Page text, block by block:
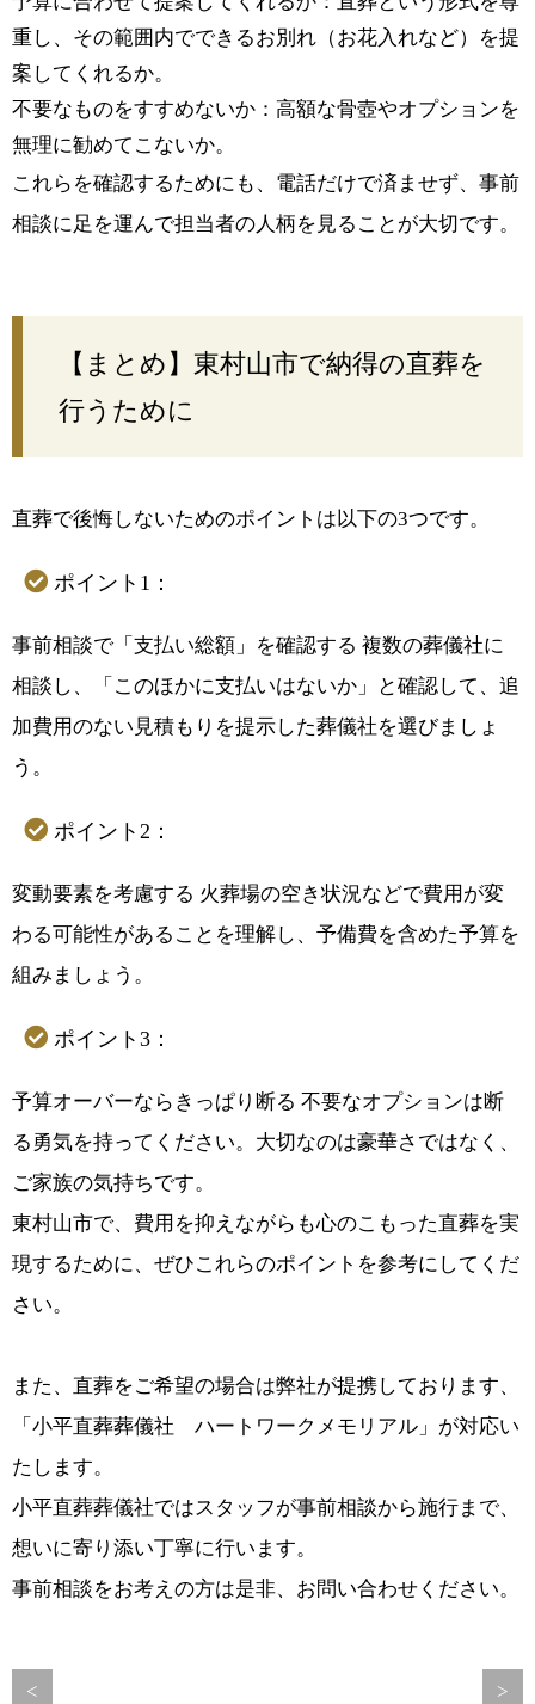
重し、その範囲内でできるお別れ（お花入れなど）を提
案してくれるか。
不要なものをすすめないか：高額な骨壺やオプションを
無理に勧めてこないか。
これらを確認するためにも、電話だけで済ませず、事前
相談に足を運んで担当者の人柄を見ることが大切です。
【まとめ】東村山市で納得の直葬を
行うために
直葬で後悔しないためのポイントは以下の3つです。
ポイント1：
事前相談で「支払い総額」を確認する 複数の葬儀社に
相談し、「このほかに支払いはないか」と確認して、追
加費用のない見積もりを提示した葬儀社を選びましょ
う。
ポイント2：
変動要素を考慮する 火葬場の空き状況などで費用が変
わる可能性があることを理解し、予備費を含めた予算を
組みましょう。
ポイント3：
予算オーバーならきっぱり断る 不要なオプションは断
る勇気を持ってください。大切なのは豪華さではなく、
ご家族の気持ちです。
東村山市で、費用を抑えながらも心のこもった直葬を実
現するために、ぜひこれらのポイントを参考にしてくだ
さい。
また、直葬をご希望の場合は弊社が提携しております、
「小平直葬葬儀社 ハートワークメモリアル」が対応い
たします。
小平直葬葬儀社ではスタッフが事前相談から施行まで、
想いに寄り添い丁寧に行います。
事前相談をお考えの方は是非、お問い合わせください。
< >